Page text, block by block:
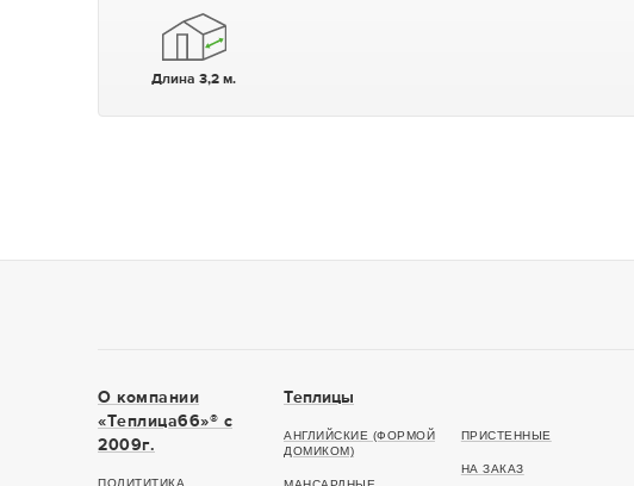
Длина 3,2 м.
О компании
«Теплица66»® c
2009г.
ПОЛИТИТИКА
Теплицы
АНГЛИЙСКИЕ (ФОРМОЙ
ДОМИКОМ)
ПРИСТЕННЫЕ
НА ЗАКАЗ